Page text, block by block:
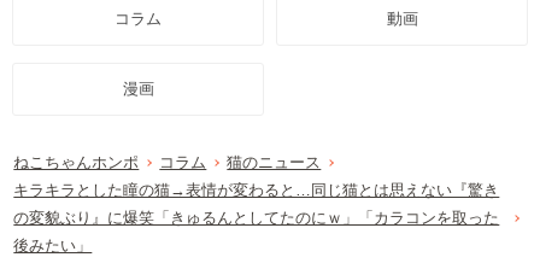
コラム 動画
漫画
ねこちゃんホンポ コラム
猫のニュース
キラキラとした瞳の猫→表情が変わると…同じ猫とは思えない『驚き
の変貌ぶり』に爆笑「きゅるんとしてたのにｗ」「カラコンを取った
後みたい」